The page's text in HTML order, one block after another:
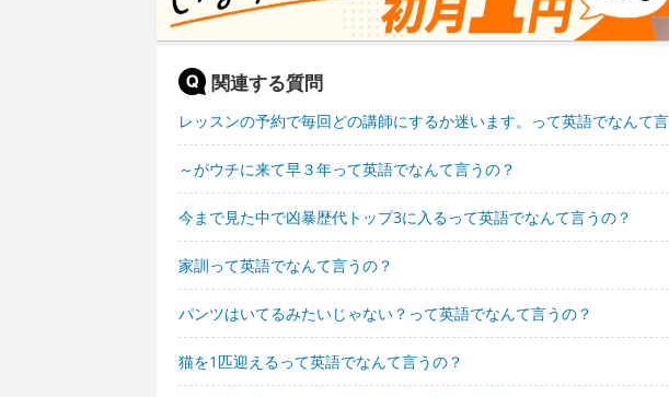
関連する質問
レッスンの予約で毎回どの講師にするか迷います。って英語でなんて
～がウチに来て早３年って英語でなんて言うの？
今まで見た中で凶暴歴代トップ3に入るって英語でなんて言うの？
家訓って英語でなんて言うの？
パンツはいてるみたいじゃない？って英語でなんて言うの？
猫を1匹迎えるって英語でなんて言うの？